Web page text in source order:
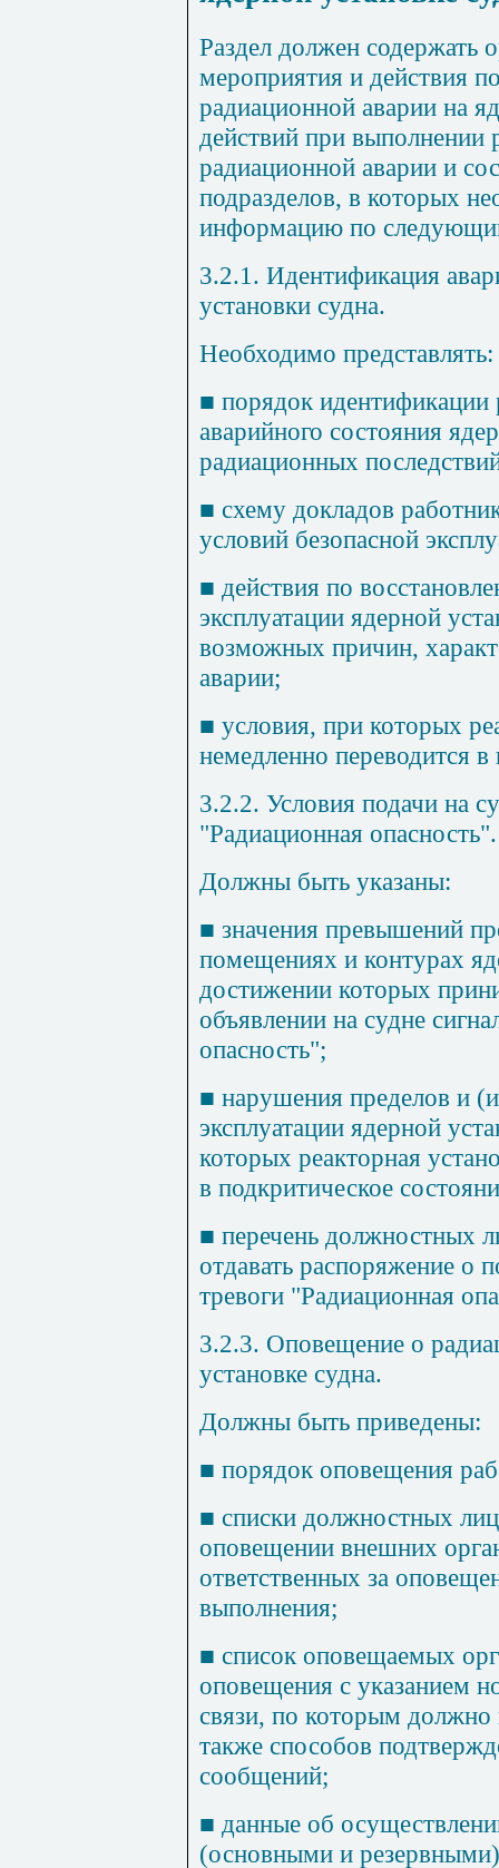
Раздел должен содержать
мероприятия и действия
радиационной аварии на
действий при выполнении
радиационной аварии и
подразделов, в которых
информацию по
3.2.1. Идентификация
установки судна.
Необходимо представлять:
■ порядок идентификации
аварийного состояния
радиационных
■ схему докладов
условий безопасной
■ действия по
эксплуатации ядерной
возможных причин,
аварии;
■ условия, при которых
немедленно переводится
3.2.2. Условия подачи на
"Радиационная опасность".
Должны быть указаны:
■ значения превышений
помещениях и контурах
достижении которых
объявлении на судне
опасность";
■ нарушения пределов и
эксплуатации ядерной
которых реакторная
в подкритическое
■ перечень должностных
отдавать распоряжение о
тревоги "Радиационная
3.2.3. Оповещение о
установке судна.
Должны быть приведены:
■ порядок оповещения
■ списки должностных
оповещении внешних
ответственных за
выполнения;
■ список оповещаемых
оповещения с указанием
связи, по которым должно
также спосо­бов
сообщений;
■ данные об
(основными и